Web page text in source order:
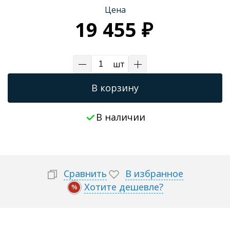
Трапы для душевых
Цена
19 455 ₽
шт
В корзину
В наличии
Сравнить В избранное
% Хотите дешевле?